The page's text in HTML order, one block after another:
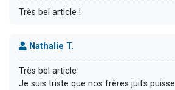
Très bel article !
Nathalie T.
Très bel article
Je suis triste que nos frères juifs